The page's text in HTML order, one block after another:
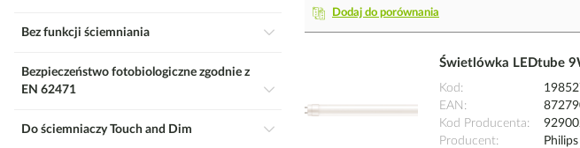
Dodaj do porównania
Świetlówka LEDtube
Kod
EAN
Kod Producenta
Producent
Philips
Bez funkcji ściemniania
Bezpieczeństwo fotobiologiczne zgodnie z
EN 62471
Do ściemniaczy Touch and Dim